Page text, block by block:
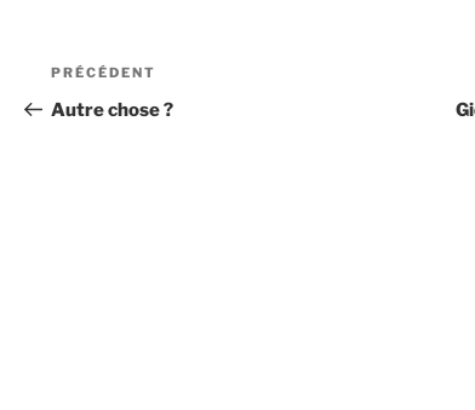
Navigation
de
Article
précédent
PRÉCÉDENT
Autre chose ?